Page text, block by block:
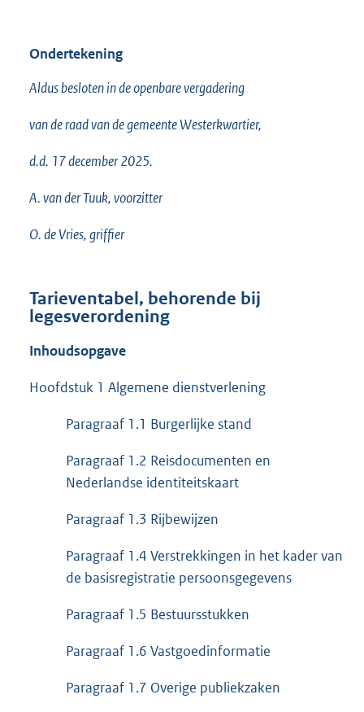
Ondertekening
Aldus besloten in de openbare vergadering
van de raad van de gemeente Westerkwartier,
d.d. 17 december 2025.
A. van der Tuuk, voorzitter
O. de Vries, griffier
Tarieventabel, behorende bij
legesverordening
Inhoudsopgave
Hoofdstuk 1 Algemene dienstverlening
Paragraaf 1.1 Burgerlijke stand
Paragraaf 1.2 Reisdocumenten en
Nederlandse identiteitskaart
Paragraaf 1.3 Rijbewijzen
Paragraaf 1.4 Verstrekkingen in het kader van
de basisregistratie persoonsgegevens
Paragraaf 1.5 Bestuursstukken
Paragraaf 1.6 Vastgoedinformatie
Paragraaf 1.7 Overige publiekzaken